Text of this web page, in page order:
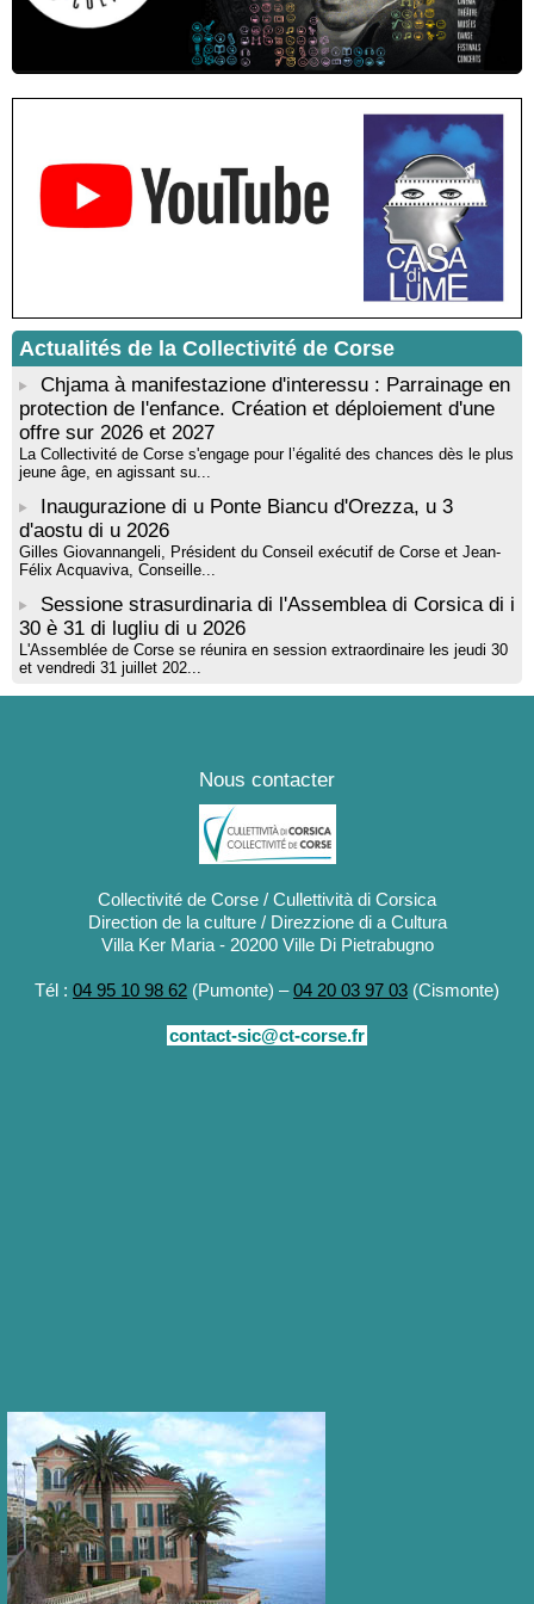
Castelli - Institut Mémoires de l'Edition Contemporaine - Caen /
Médiathèque de Castagniccia Mare et Monti - I Fulelli
Rencontre / dédicace avec Lucrèce Luciani autour de son
livre « La ballade du pendu du Niolu» - Mediateca territuriale di
Mise en musique d’un livre jeunesse par Annik Meschinet,
musicienne pédagogue : Ateliers d’expression sonore, vocale,
rythmique et corporelle - Mediateca territuriale di Santa Lucia di
Tallà
! Événement reporté ! Cycle de conférences peinture animé
par Alexandre Dominati - Mediateca territuriale di Santa Lucia di
Actualités de la Collectivité de Corse
Chjama à manifestazione d'interessu : Parrainage en
protection de l'enfance. Création et déploiement d'une
offre sur 2026 et 2027
La Collectivité de Corse s'engage pour l’égalité des chances dès le plus
jeune âge, en agissant su...
Inaugurazione di u Ponte Biancu d'Orezza, u 3
d'aostu di u 2026
Gilles Giovannangeli, Président du Conseil exécutif de Corse et Jean-
Félix Acquaviva, Conseille...
Sessione strasurdinaria di l'Assemblea di Corsica di i
30 è 31 di lugliu di u 2026
L'Assemblée de Corse se réunira en session extraordinaire les jeudi 30
et vendredi 31 juillet 202...
Nous contacter
Collectivité de Corse / Cullettività di Corsica
Direction de la culture / Direzzione di a Cultura
Villa Ker Maria - 20200 Ville Di Pietrabugno
Tél : 04 95 10 98 62 (Pumonte) –04 20 03 97 03 (Cismonte)
contact-sic@ct-corse.fr